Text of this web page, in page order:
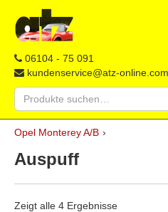
ATZ
Opel-
Ersatzteile
Restauration,
Reparatur
&
Ersatzteile
&
Onlineshop
06104 - 75 091
kundenservice@atz-online.com
Suche
nach:
Skip
content
Opel Monterey A/B ›
Auspuff
Zeigt alle 4 Ergebnisse